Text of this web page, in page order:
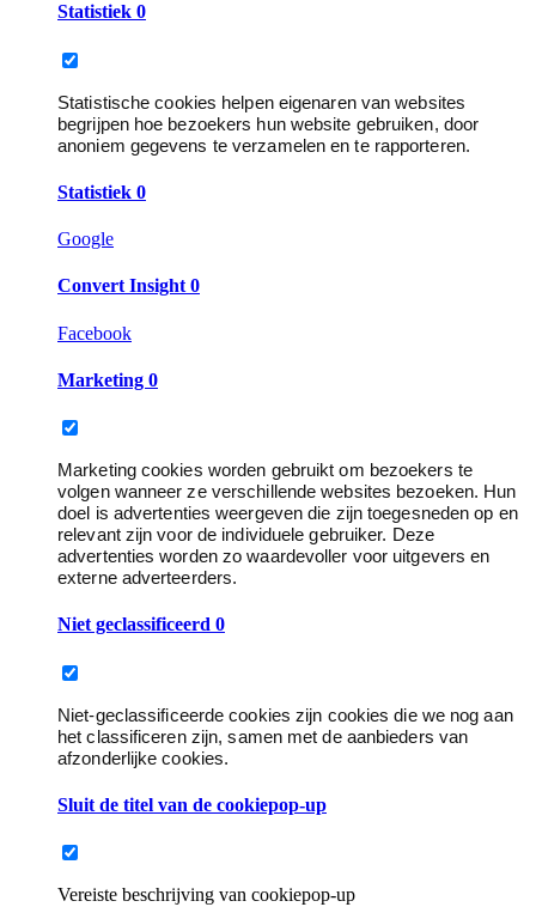
Statistiek 0
Statistische cookies helpen eigenaren van websites
begrijpen hoe bezoekers hun website gebruiken, door
anoniem gegevens te verzamelen en te rapporteren.
Statistiek 0
Google
Convert Insight0
Facebook
Marketing 0
Marketing cookies worden gebruikt om bezoekers te
volgen wanneer ze verschillende websites bezoeken. Hun
doel is advertenties weergeven die zijn toegesneden op en
relevant zijn voor de individuele gebruiker. Deze
advertenties worden zo waardevoller voor uitgevers en
externe adverteerders.
Niet geclassificeerd 0
Niet-geclassificeerde cookies zijn cookies die we nog aan
het classificeren zijn, samen met de aanbieders van
afzonderlijke cookies.
Sluit de titel van de cookiepop-up
Vereiste beschrijving van cookiepop-up